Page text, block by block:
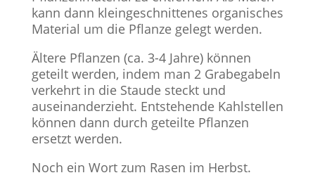
kann dann kleingeschnittenes organisches
Material um die Pflanze gelegt werden.
Ältere Pflanzen (ca. 3-4 Jahre) können
geteilt werden, indem man 2 Grabegabeln
verkehrt in die Staude steckt und
auseinanderzieht. Entstehende Kahlstellen
können dann durch geteilte Pflanzen
ersetzt werden.
Noch ein Wort zum Rasen im Herbst.